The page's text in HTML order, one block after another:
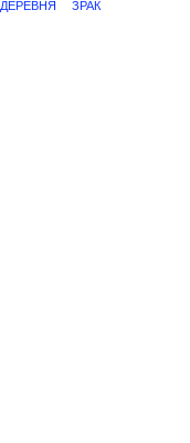
ДЕРЕВНЯ ЗРАК